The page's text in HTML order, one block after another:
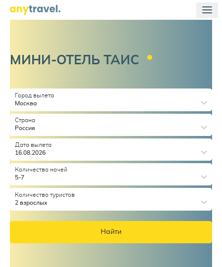
МИНИ-ОТЕЛЬ ТАИС
Город вылета
Москва
Страна
Россия
Дата вылета
16.08.2026
Количество ночей
5-7
Количество туристов
2 взрослых
Найти